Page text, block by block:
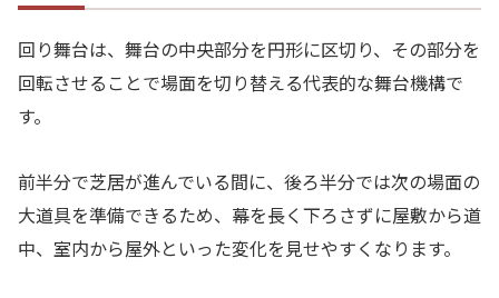
回り舞台は、舞台の中央部分を円形に区切り、その部分を
回転させることで場面を切り替える代表的な舞台機構で
す。
前半分で芝居が進んでいる間に、後ろ半分では次の場面の
大道具を準備できるため、幕を長く下ろさずに屋敷から道
中、室内から屋外といった変化を見せやすくなります。